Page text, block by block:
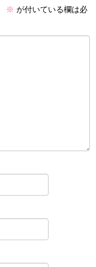
※ が付いている欄は必